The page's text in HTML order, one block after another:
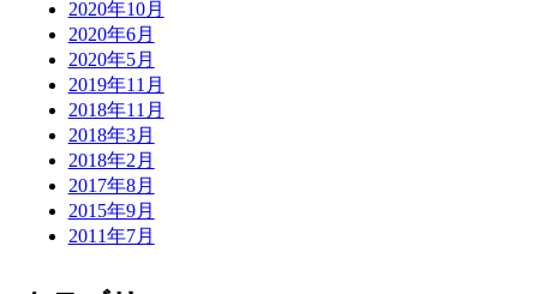
2020年10月
2020年6月
2020年5月
2019年11月
2018年11月
2018年3月
2018年2月
2017年8月
2015年9月
2011年7月